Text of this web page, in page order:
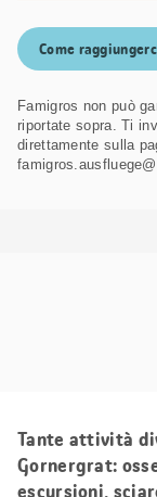
Come
Famigros non può
riportate sopra. Ti
direttamente sulla
Tante attività
Gornergrat:
escursioni,